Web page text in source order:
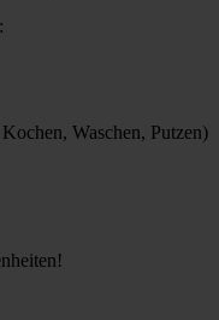
Waschen, Putzen)